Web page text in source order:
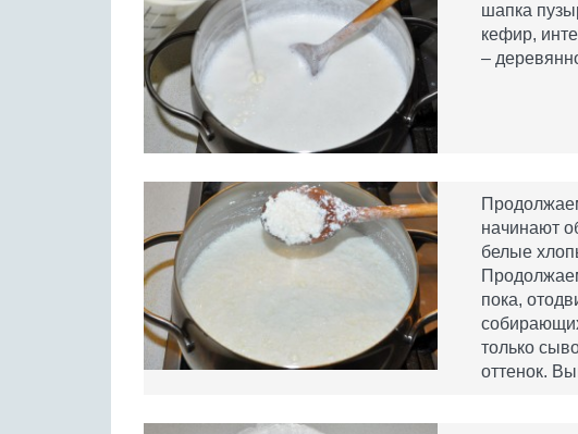
шапка
кефир,
–
начинают
белые
пока,
только
оттенок.